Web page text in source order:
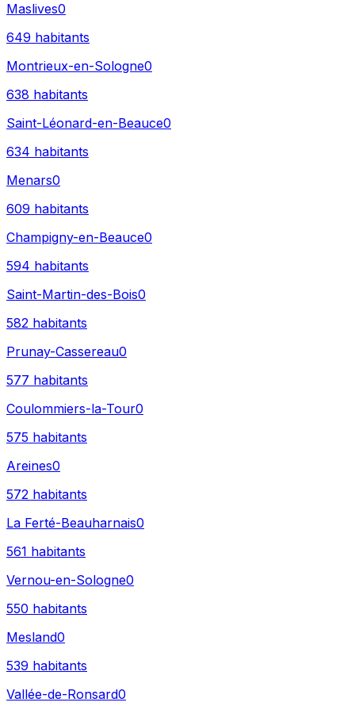
Maslives0
649 habitants
Montrieux-en-Sologne0
638 habitants
Saint-Léonard-en-Beauce0
634 habitants
Menars0
609 habitants
Champigny-en-Beauce0
594 habitants
Saint-Martin-des-Bois0
582 habitants
Prunay-Cassereau0
577 habitants
Coulommiers-la-Tour0
575 habitants
Areines0
572 habitants
La Ferté-Beauharnais0
561 habitants
Vernou-en-Sologne0
550 habitants
Mesland0
539 habitants
Vallée-de-Ronsard0